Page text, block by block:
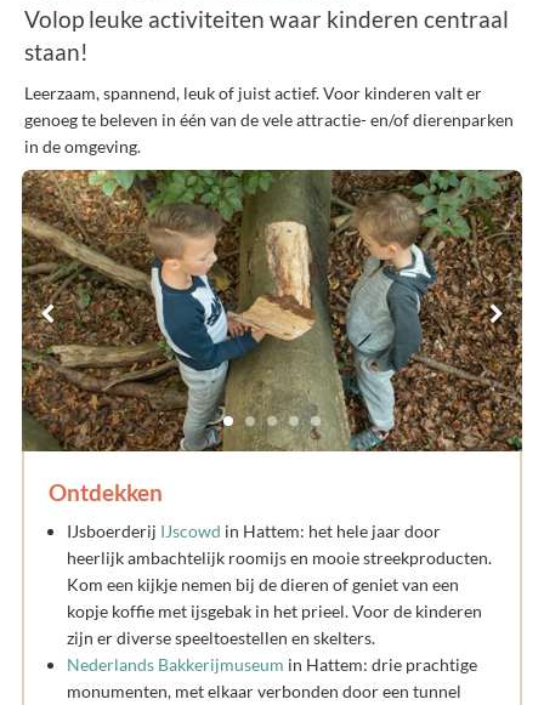
Volop leuke activiteiten waar kinderen centraal
staan!
Leerzaam, spannend, leuk of juist actief. Voor kinderen valt er
genoeg te beleven in één van de vele attractie- en/of dierenparken
in de omgeving.
Ontdekken
IJsboerderij IJscowd in Hattem: het hele jaar door
heerlijk ambachtelijk roomijs en mooie streekproducten.
Kom een kijkje nemen bij de dieren of geniet van een
kopje koffie met ijsgebak in het prieel. Voor de kinderen
zijn er diverse speeltoestellen en skelters.
Nederlands Bakkerijmuseum in Hattem: drie prachtige
monumenten, met elkaar verbonden door een tunnel